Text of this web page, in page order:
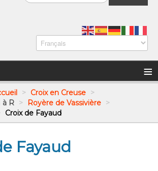
≡
> Croix en Creuse >
à R > Royère de Vassivière >
Croix de Fayaud
Fayaud